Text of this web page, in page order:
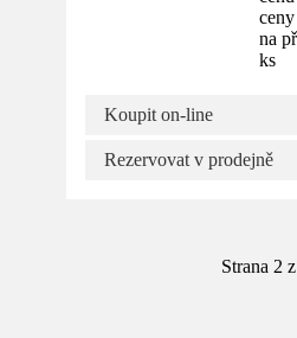
na
ks
Koupit on-line
Rezervovat v prodejně
Strana 2